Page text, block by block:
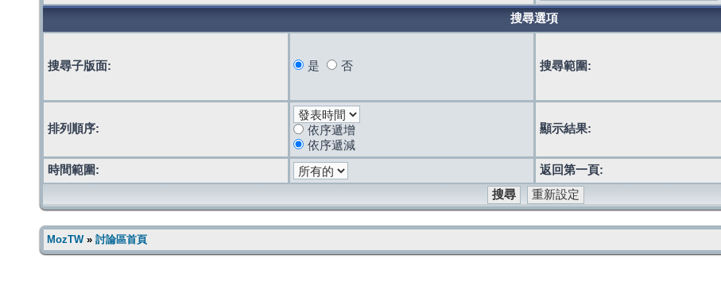
搜尋選項
搜尋子版面: 是 否 搜尋範圍:
排列順序:
依序遞增
依序遞減
顯示結果:
時間範圍: 返回第一頁:
MozTW» 討論區首頁